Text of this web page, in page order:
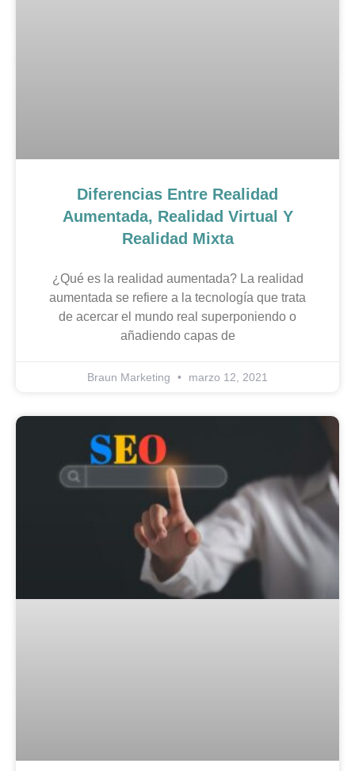
Diferencias Entre Realidad
Aumentada, Realidad Virtual Y
Realidad Mixta
¿Qué es la realidad aumentada? La realidad
aumentada se refiere a la tecnología que trata
de acercar el mundo real superponiendo o
añadiendo capas de
Braun Marketing marzo 12, 2021